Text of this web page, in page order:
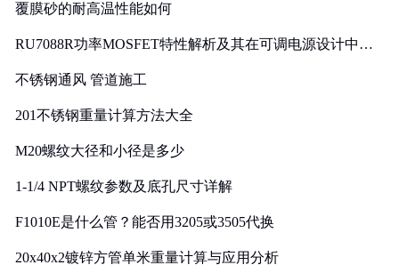
覆膜砂的耐高温性能如何
RU7088R功率MOSFET特性解析及其在可调电源设计中的
不锈钢通风 管道施工
201不锈钢重量计算方法大全
M20螺纹大径和小径是多少
1-1/4 NPT螺纹参数及底孔尺寸详解
F1010E是什么管？能否用3205或3505代换
20x40x2镀锌方管单米重量计算与应用分析